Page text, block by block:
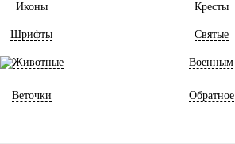
Иконы Кресты
Шрифты Святые
Животные Военным
Веточки Обратное